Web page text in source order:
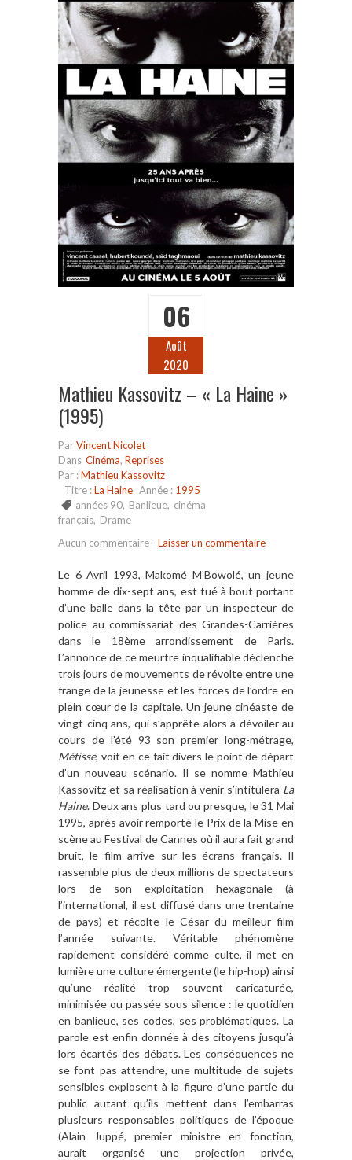
06
Août
2020
Mathieu Kassovitz – « La Haine »
(1995)
ParVincent Nicolet
Dans Cinéma, Reprises
Par :Mathieu Kassovitz
Titre :La Haine Année : 1995
années 90, Banlieue, cinéma
français, Drame
Aucun commentaire - Laisser un commentaire
Le 6 Avril 1993, Makomé M’Bowolé, un jeune
homme de dix-sept ans, est tué à bout portant
d’une balle dans la tête par un inspecteur de
police au commissariat des Grandes-Carrières
dans le 18ème arrondissement de Paris.
L’annonce de ce meurtre inqualifiable déclenche
trois jours de mouvements de révolte entre une
frange de la jeunesse et les forces de l’ordre en
plein cœur de la capitale. Un jeune cinéaste de
vingt-cinq ans, qui s’apprête alors à dévoiler au
cours de l’été 93 son premier long-métrage,
Métisse, voit en ce fait divers le point de départ
d’un nouveau scénario. Il se nomme Mathieu
Kassovitz et sa réalisation à venir s’intitulera La
Haine. Deux ans plus tard ou presque, le 31 Mai
1995, après avoir remporté le Prix de la Mise en
scène au Festival de Cannes où il aura fait grand
bruit, le film arrive sur les écrans français. Il
rassemble plus de deux millions de spectateurs
lors de son exploitation hexagonale (à
l’international, il est diffusé dans une trentaine
de pays) et récolte le César du meilleur film
l’année suivante. Véritable phénomène
rapidement considéré comme culte, il met en
lumière une culture émergente (le hip-hop) ainsi
qu’une réalité trop souvent caricaturée,
minimisée ou passée sous silence : le quotidien
en banlieue, ses codes, ses problématiques. La
parole est enfin donnée à des citoyens jusqu’à
lors écartés des débats. Les conséquences ne
se font pas attendre, une multitude de sujets
sensibles explosent à la figure d’une partie du
public autant qu’ils mettent dans l’embarras
plusieurs responsables politiques de l’époque
(Alain Juppé, premier ministre en fonction,
aurait organisé une projection privée,